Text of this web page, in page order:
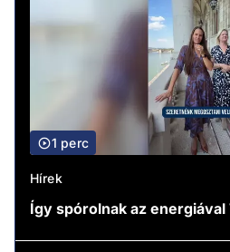
1 perc
Hírek
Így spórolnak az